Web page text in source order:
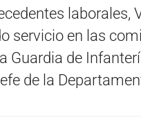
laborales,
servicio en las
Guardia de
de la